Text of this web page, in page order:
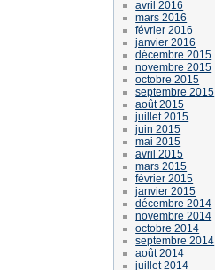
avril 2016
mars 2016
février 2016
janvier 2016
décembre 2015
novembre 2015
octobre 2015
septembre 2015
août 2015
juillet 2015
juin 2015
mai 2015
avril 2015
mars 2015
février 2015
janvier 2015
décembre 2014
novembre 2014
octobre 2014
septembre 2014
août 2014
juillet 2014